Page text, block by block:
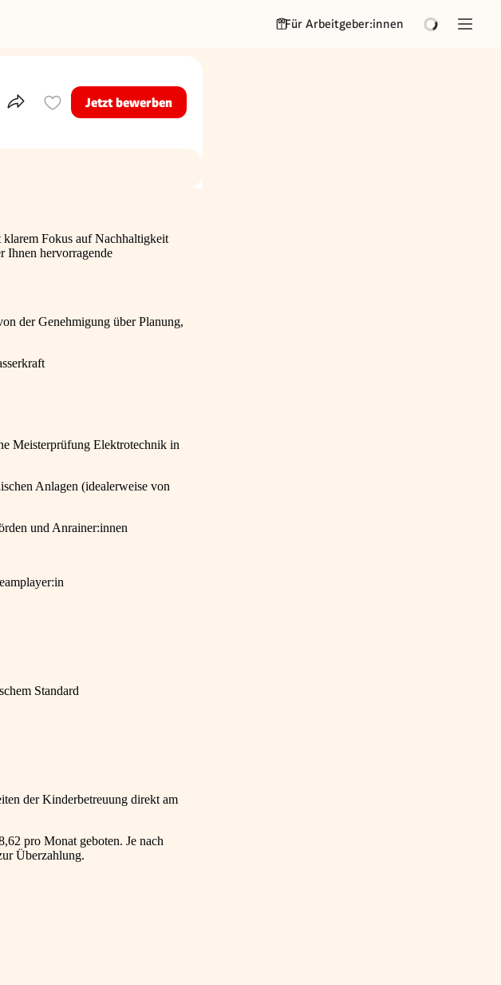
Für Arbeitgeber:innen
Teile dieses InseratJetzt bewerben
klarem Fokus auf Nachhaltigkeit
Ihnen hervorragende
der Genehmigung über Planung,
Meisterprüfung Elektrotechnik in
Anlagen (idealerweise von
und Anrainer:innen
Standard
der Kinderbetreuung direkt am
pro Monat geboten. Je nach
Überzahlung.